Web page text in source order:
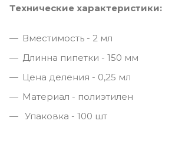
Технические характеристики:
Вместимость - 2 мл
Длинна пипетки - 150 мм
Цена деления - 0,25 мл
Материал - полиэтилен
Упаковка - 100 шт